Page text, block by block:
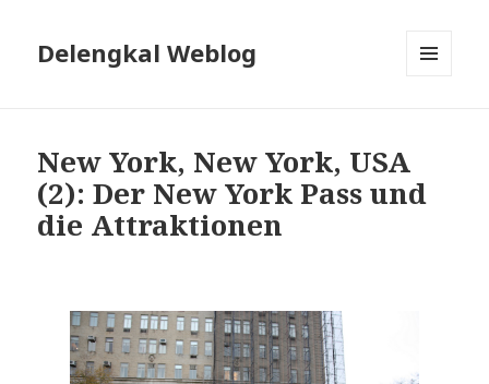
Delengkal Weblog
New York, New York, USA
(2): Der New York Pass und
die Attraktionen